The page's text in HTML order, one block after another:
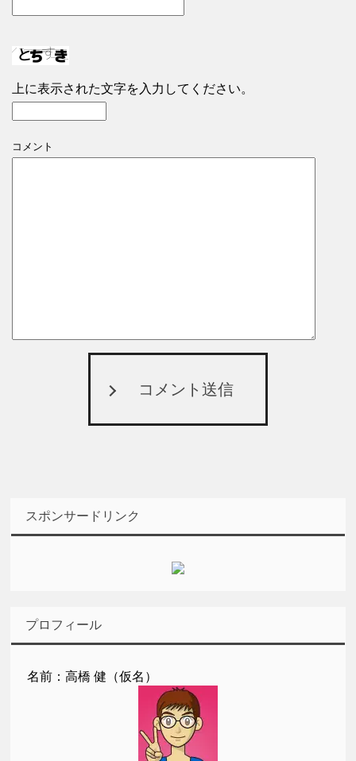
上に表示された文字を入力してください。
コメント
コメント送信
スポンサードリンク
プロフィール
名前：高橋 健（仮名）